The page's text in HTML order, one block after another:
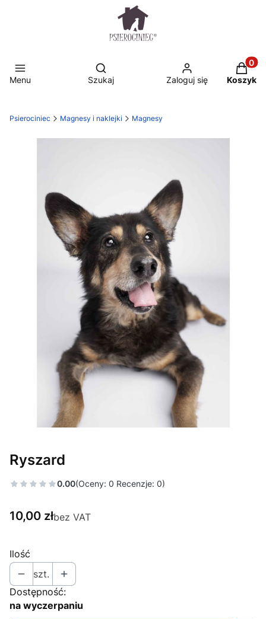
Menu
Otwórz wyszukiwarkę
Szukaj Zaloguj się Koszyk
Psierociniec Magnesy i naklejki Magnesy
Ryszard
0.00(Oceny: 0 Recenzje: 0)
Cena
10,00 złbez VAT
Ilość
szt.
Dostępność:
na wyczerpaniu